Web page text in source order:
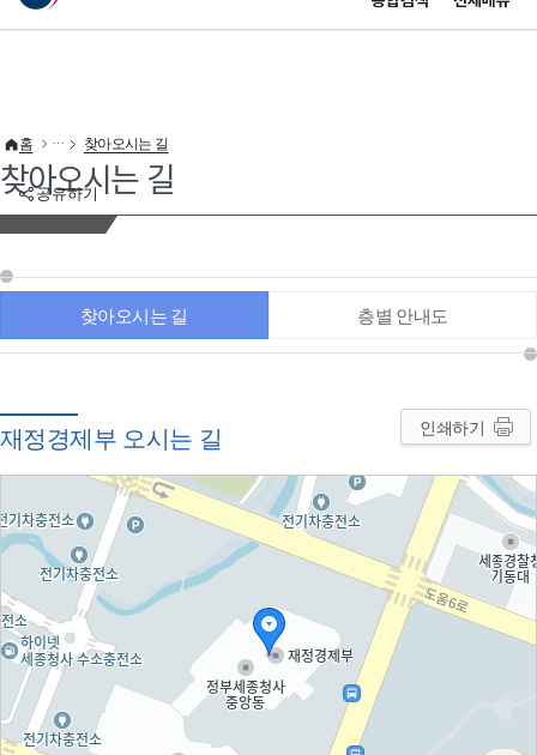
이 누리집은 대한민국 공식 전자정부 누리집입니다.
공유하기
홈 찾아오시는 길
찾아오시는 길
찾아오시는 길 층별 안내도
재정경제부 오시는 길 인쇄하기